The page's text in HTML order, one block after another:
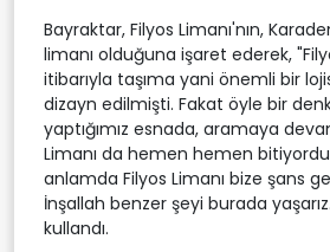
Bayraktar, Filyos Limanı'nın,
limanı olduğuna işaret ederek,
itibarıyla taşıma yani önemli bir
dizayn edilmişti. Fakat öyle bir
yaptığımız esnada, aramaya
Limanı da hemen hemen
anlamda Filyos Limanı bize şans
İnşallah benzer şeyi burada
kullandı.